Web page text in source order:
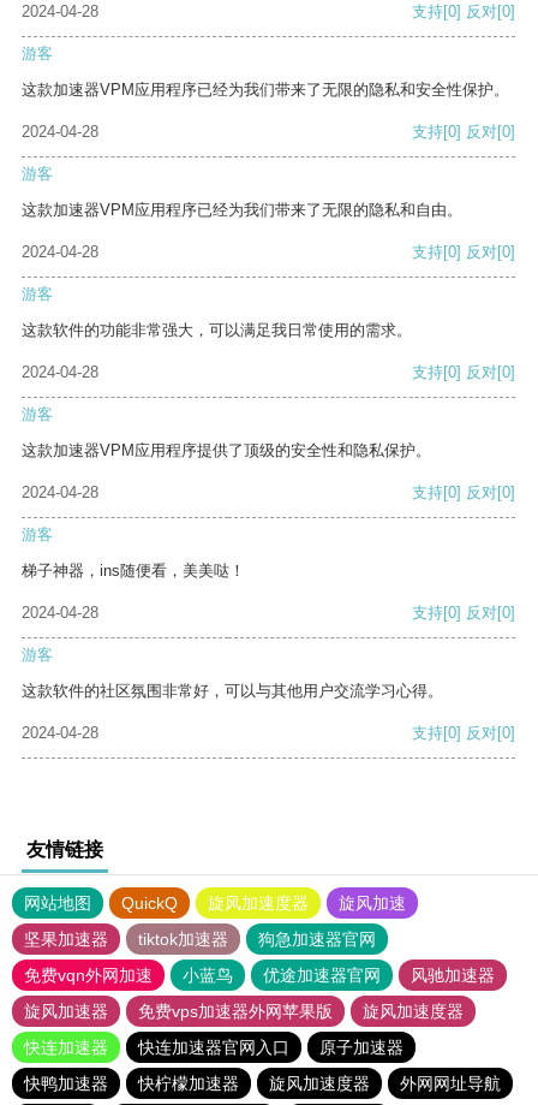
2024-04-28 支持[0] 反对[0]
游客
这款加速器VPM应用程序已经为我们带来了无限的隐私和安全性保护。
2024-04-28 支持[0] 反对[0]
游客
这款加速器VPM应用程序已经为我们带来了无限的隐私和自由。
2024-04-28 支持[0] 反对[0]
游客
这款软件的功能非常强大，可以满足我日常使用的需求。
2024-04-28 支持[0] 反对[0]
游客
这款加速器VPM应用程序提供了顶级的安全性和隐私保护。
2024-04-28 支持[0] 反对[0]
游客
梯子神器，ins随便看，美美哒！
2024-04-28 支持[0] 反对[0]
游客
这款软件的社区氛围非常好，可以与其他用户交流学习心得。
2024-04-28 支持[0] 反对[0]
友情链接
网站地图 QuickQ 旋风加速度器
旋风加速
坚果加速器
tiktok加速器
狗急加速器官网
免费vqn外网加速
小蓝鸟 优途加速器官网
风驰加速器
旋风加速器
免费vps加速器外网苹果版
旋风加速度器
快连加速器
快连加速器官网入口
原子加速器
快鸭加速器
快柠檬加速器 旋风加速度器 外网网址导航